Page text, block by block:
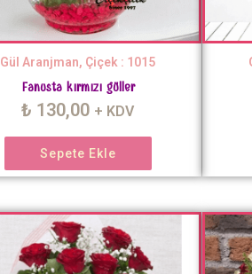
Gül Aranjman, Çiçek : 1015
Fanusta kırmızı güller
₺ 130,00 + KDV
Sepete Ekle